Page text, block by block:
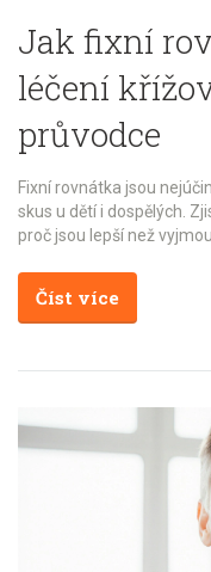
Jak fixní
léčení
průvodce
Fixní rovnátka jsou
skus u dětí i dospělých.
proč jsou lepší než
Číst více